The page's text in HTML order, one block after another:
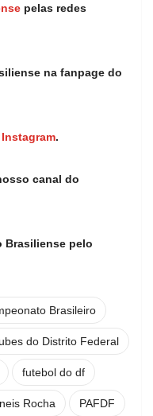
pelas redes
na fanpage do
Instagram.
canal do
Brasiliense pelo
Brasileiro
do Distrito Federal
futebol do df
Rocha PAFDF